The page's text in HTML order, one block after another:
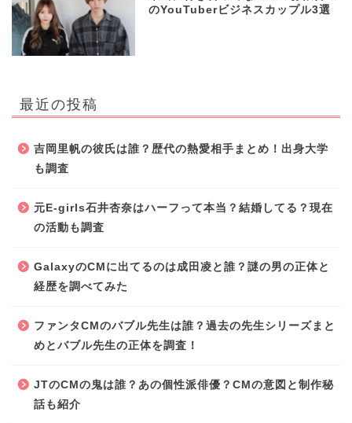
のYouTuberビジネスカップル3選
最近の投稿
吉岡里帆の彼氏は誰？歴代の熱愛相手まとめ！出身大学
も調査
元E-girls石井杏奈はハーフって本当？結婚してる？現在
の活動も調査
GalaxyのCMに出てるのは成田凌と誰？謎の男の正体と
経歴を調べてみた
ファンタCMのバブル先生は誰？過去の先生シリーズまと
めとバブル先生の正体を調査！
JTのCMの鬼は誰？あの個性派俳優？CMの意図と制作秘
話も紹介